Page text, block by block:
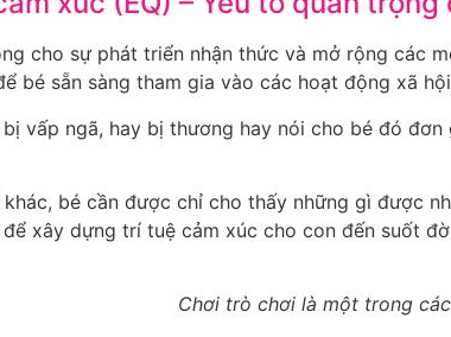
cho sự phát triển nhận thức và mở rộng các
bé sẵn sàng tham gia vào các hoạt động xã
vấp ngã, hay bị thương hay nói cho bé đó
bé cần được chỉ cho thấy những gì được
xây dựng trí tuệ cảm xúc cho con đến suốt
Chơi trò chơi là một trong